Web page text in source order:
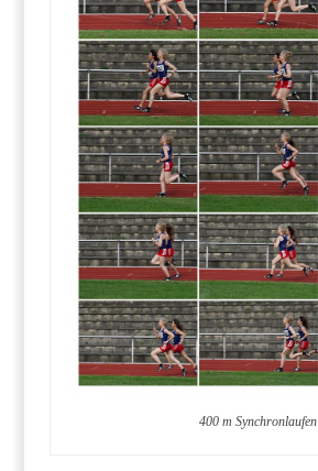
400 m Synchronlaufen